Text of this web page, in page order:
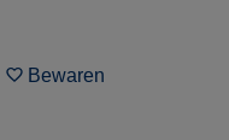
Bewaren